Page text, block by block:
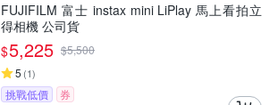
FUJIFILM 富士 instax mini LiPlay 馬上看拍立
得相機 公司貨
$5,225 $5,500
5 (1)
挑戰低價 券